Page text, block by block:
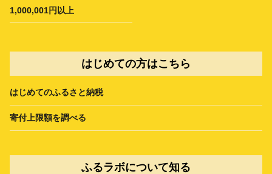
1,000,001円以上
はじめての方はこちら
はじめてのふるさと納税
寄付上限額を調べる
ふるラボについて知る